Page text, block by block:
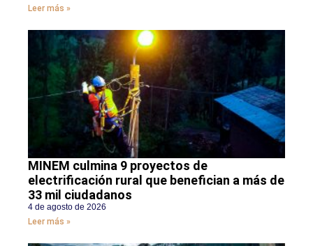
Leer más »
MINEM culmina 9 proyectos de
electrificación rural que benefician a más de
33 mil ciudadanos
4 de agosto de 2026
Leer más »